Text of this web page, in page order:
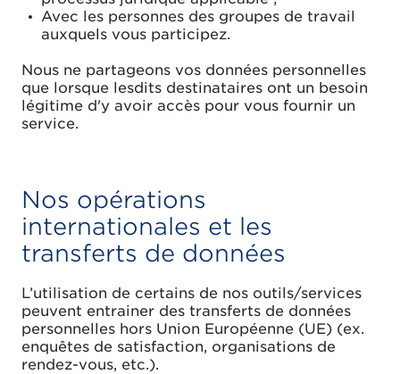
Avec les personnes des groupes de travail
auxquels vous participez.
Nous ne partageons vos données personnelles
que lorsque lesdits destinataires ont un besoin
légitime d'y avoir accès pour vous fournir un
service.
Nos opérations
internationales et les
transferts de données
L’utilisation de certains de nos outils/services
peuvent entrainer des transferts de données
personnelles hors Union Européenne (UE) (ex.
enquêtes de satisfaction, organisations de
rendez-vous, etc.).